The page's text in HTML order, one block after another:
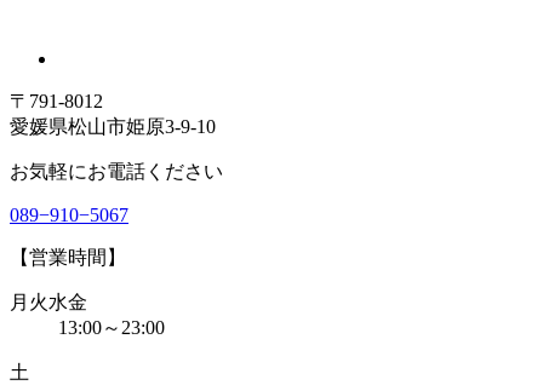
〒791-8012
愛媛県松山市姫原3-9-10
お気軽にお電話ください
089−910−5067
【営業時間】
月火水金
13:00～23:00
土